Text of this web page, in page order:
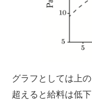
グラフとしては上
超えると給料は低